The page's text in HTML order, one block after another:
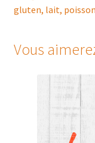
gluten, lait,
Vous